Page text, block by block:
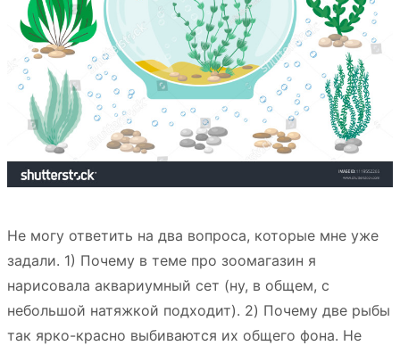
Не могу ответить на два вопроса, которые мне уже
задали. 1) Почему в теме про зоомагазин я
нарисовала аквариумный сет (ну, в общем, с
небольшой натяжкой подходит). 2) Почему две рыбы
так ярко-красно выбиваются их общего фона. Не